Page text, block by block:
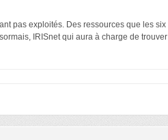
pas exploités. Des ressources que les six
IRISnet qui aura à charge de trouver